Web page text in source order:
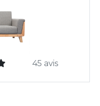
45 avis